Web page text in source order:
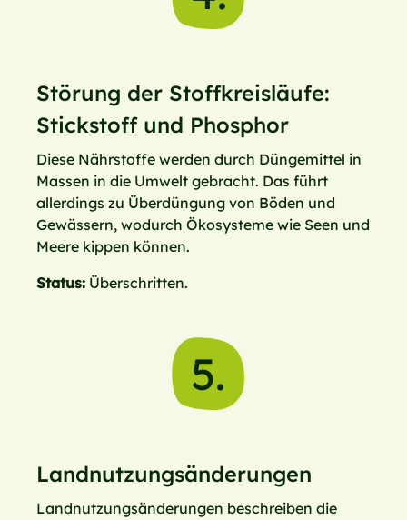
Störung der Stoffkreisläufe:
Stickstoff und Phosphor
Diese Nährstoffe werden durch Düngemittel in
Massen in die Umwelt gebracht. Das führt
allerdings zu Überdüngung von Böden und
Gewässern, wodurch Ökosysteme wie Seen und
Meere kippen können.
Status: Überschritten.
5.
Landnutzungsänderungen
Landnutzungsänderungen beschreiben die